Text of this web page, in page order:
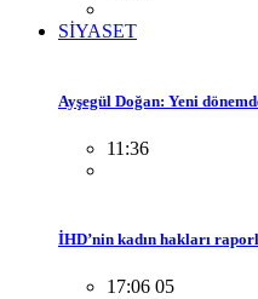
SİYASET
Ayşegül Doğan: Yeni
11:36
İHD’nin kadın hakları
17:06 05